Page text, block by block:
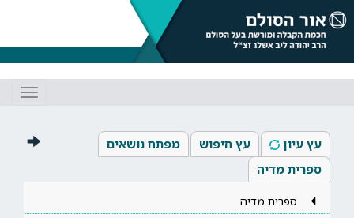
עץ עיון עץ חיפוש
מפתח נושאים
ספרית מדיה
ספרית מדיה